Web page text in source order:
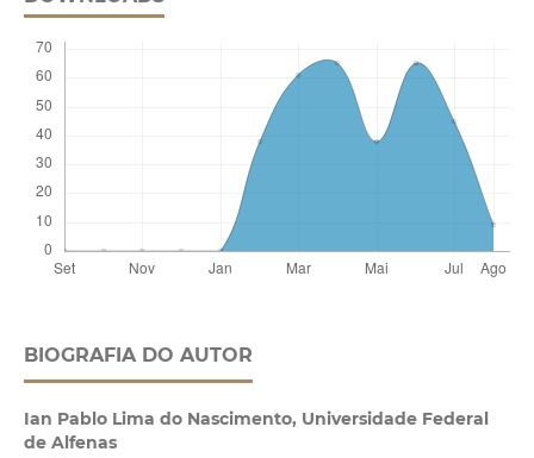
BIOGRAFIA DO AUTOR
Ian Pablo Lima do Nascimento, Universidade Federal
de Alfenas